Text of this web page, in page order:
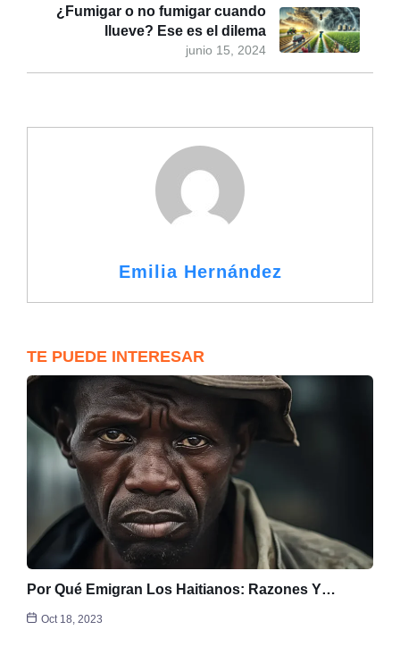
junio 15, 2024
¿Fumigar o no fumigar cuando
llueve? Ese es el dilema
Emilia Hernández
TE PUEDE INTERESAR
Por Qué Emigran Los Haitianos: Razones Y…
Oct 18, 2023